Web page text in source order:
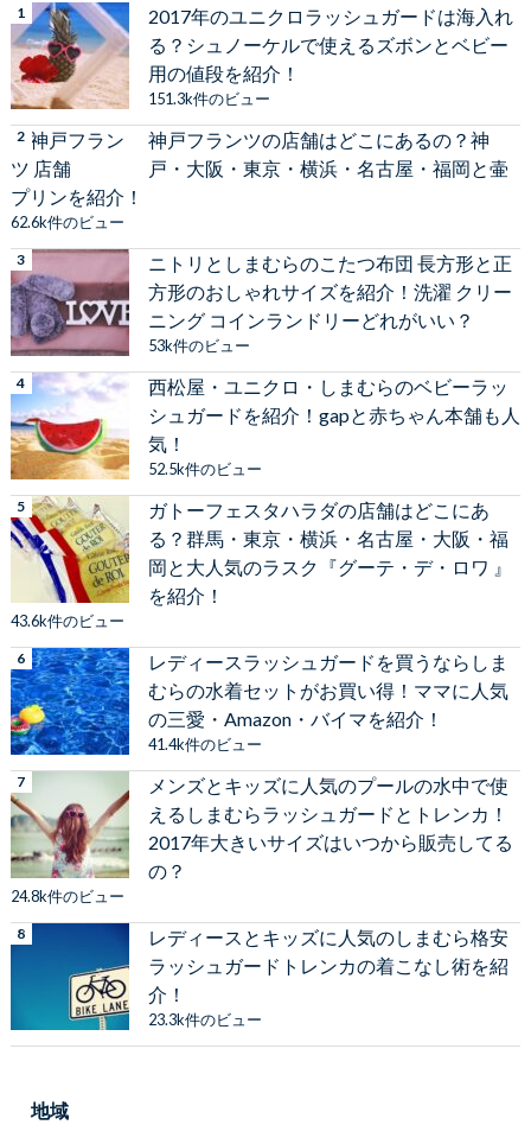
2017年のユニクロラッシュガードは海入れ
る？シュノーケルで使えるズボンとベビー
用の値段を紹介！
151.3k件のビュー
神戸フランツの店舗はどこにあるの？神
戸・大阪・東京・横浜・名古屋・福岡と壷
プリンを紹介！
62.6k件のビュー
ニトリとしまむらのこたつ布団 長方形と正
方形のおしゃれサイズを紹介！洗濯 クリー
ニング コインランドリーどれがいい？
53k件のビュー
西松屋・ユニクロ・しまむらのベビーラッ
シュガードを紹介！gapと赤ちゃん本舗も人
気！
52.5k件のビュー
ガトーフェスタハラダの店舗はどこにあ
る？群馬・東京・横浜・名古屋・大阪・福
岡と大人気のラスク『グーテ・デ・ロワ 』
を紹介！
43.6k件のビュー
レディースラッシュガードを買うならしま
むらの水着セットがお買い得！ママに人気
の三愛・Amazon・バイマを紹介！
41.4k件のビュー
メンズとキッズに人気のプールの水中で使
えるしまむらラッシュガードとトレンカ！
2017年大きいサイズはいつから販売してる
の？
24.8k件のビュー
レディースとキッズに人気のしまむら格安
ラッシュガードトレンカの着こなし術を紹
介！
23.3k件のビュー
地域